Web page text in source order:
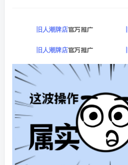
旧人潮牌店官方推广
旧人潮牌店官方推广